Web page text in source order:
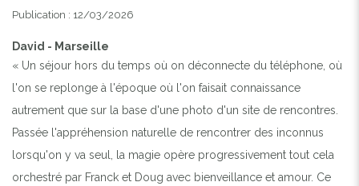
Publication : 12/03/2026
David - Marseille
« Un séjour hors du temps où on déconnecte du téléphone, où
l'on se replonge à l'époque où l'on faisait connaissance
autrement que sur la base d'une photo d'un site de rencontres.
Passée l'appréhension naturelle de rencontrer des inconnus
lorsqu'on y va seul, la magie opère progressivement tout cela
orchestré par Franck et Doug avec bienveillance et amour. Ce